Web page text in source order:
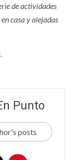
de actividades
casa y alejadas
Punto
posts